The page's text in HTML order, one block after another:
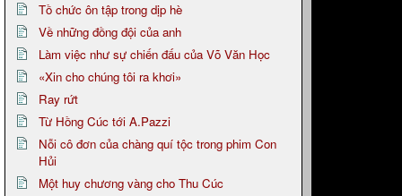
Tồ chức ôn tập trong dịp hè
Về những đồng đội của anh
Làm việc như sự chiến đấu của Võ Văn Học
«Xin cho chúng tôi ra khơi»
Ray rứt
Từ Hồng Cúc tới A.Pazzi
Nỗi cô đơn của chàng quí tộc trong phim Con
Hủi
Một huy chương vàng cho Thu Cúc